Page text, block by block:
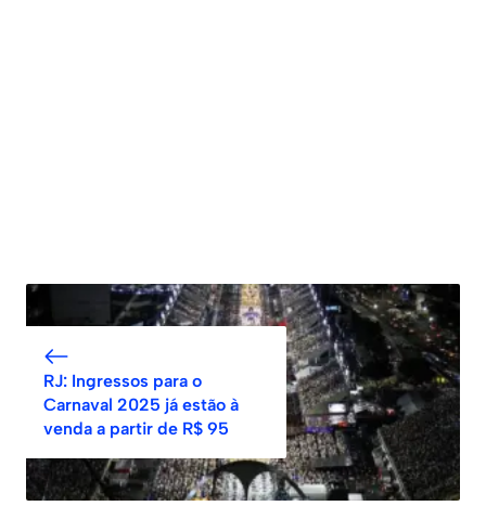
RJ: Ingressos para o
Carnaval 2025 já estão à
venda a partir de R$ 95